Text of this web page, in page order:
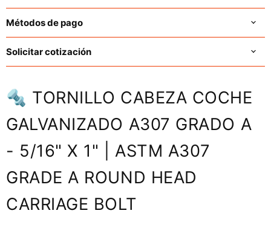
Métodos de pago
Solicitar cotización
🔩 TORNILLO CABEZA COCHE
GALVANIZADO A307 GRADO A
- 5/16" X 1" | ASTM A307
GRADE A ROUND HEAD
CARRIAGE BOLT